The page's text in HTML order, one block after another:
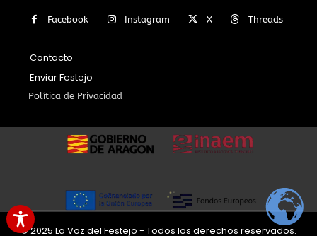
Facebook Instagram X Threads
Contacto
Enviar Festejo
Política de Privacidad
© 2025 La Voz del Festejo - Todos los derechos reservados.